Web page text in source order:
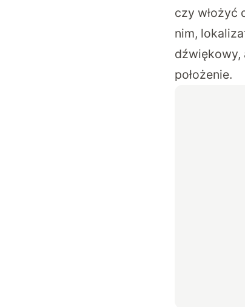
czy włożyć
nim,
dźwiękowy,
położenie.